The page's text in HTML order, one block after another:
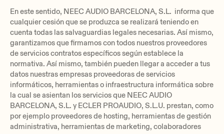
En este sentido, NEEC AUDIO BARCELONA, S.L. informa que
cualquier cesión que se produzca se realizará teniendo en
cuenta todas las salvaguardias legales necesarias. Así mismo,
garantizamos que firmamos con todos nuestros proveedores
de servicios contratos específicos según establece la
normativa. Así mismo, también pueden llegar a acceder a tus
datos nuestras empresas proveedoras de servicios
informáticos, herramientas o infraestructura informática sobre
la cual se asientan los servicios que NEEC AUDIO
BARCELONA, S.L. y ECLER PROAUDIO, S.L.U. prestan, como
por ejemplo proveedores de hosting, herramientas de gestión
administrativa, herramientas de marketing, colaboradores